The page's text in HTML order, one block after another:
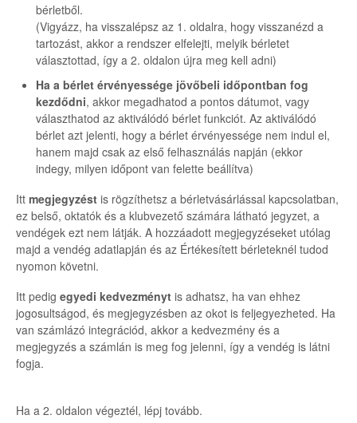
bérletből.
(Vigyázz, ha visszalépsz az 1. oldalra, hogy visszanézd a
tartozást, akkor a rendszer elfelejti, melyik bérletet
választottad, így a 2. oldalon újra meg kell adni)
Ha a bérlet érvényessége jövőbeli időpontban fog
kezdődni, akkor megadhatod a pontos dátumot, vagy
választhatod az aktiválódó bérlet funkciót. Az aktiválódó
bérlet azt jelenti, hogy a bérlet érvényessége nem indul el,
hanem majd csak az első felhasználás napján (ekkor
indegy, milyen időpont van felette beállítva)
Itt megjegyzést is rögzíthetsz a bérletvásárlással kapcsolatban,
ez belső, oktatók és a klubvezető számára látható jegyzet, a
vendégek ezt nem látják. A hozzáadott megjegyzéseket utólag
majd a vendég adatlapján és az Értékesített bérleteknél tudod
nyomon követni.
Itt pedig egyedi kedvezményt is adhatsz, ha van ehhez
jogosultságod, és megjegyzésben az okot is feljegyezheted. Ha
van számlázó integrációd, akkor a kedvezmény és a
megjegyzés a számlán is meg fog jelenni, így a vendég is látni
fogja.
Ha a 2. oldalon végeztél, lépj tovább.